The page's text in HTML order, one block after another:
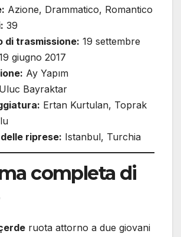
Azione, Drammatico, Romantico
39
di trasmissione: 19 settembre
giugno 2017
Ay Yapım
Uluc Bayraktar
Ertan Kurtulan, Toprak
riprese: Istanbul, Turchia
completa di
ruota attorno a due giovani